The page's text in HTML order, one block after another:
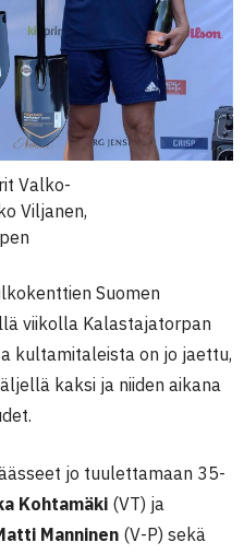
Valko-
Viljanen,
Suomen
viikolla Kalastajatorpan
kultamitaleista on jo jaettu,
kaksi ja niiden aikana
jo tuulettamaan 35-
Kohtamäki (VT) ja
Manninen (V-P) sekä